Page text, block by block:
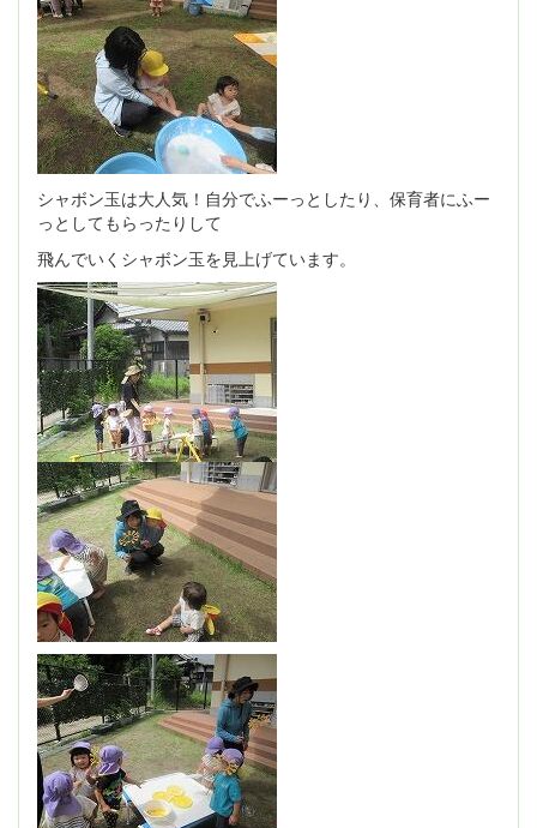
シャボン玉は大人気！自分でふーっとしたり、保育者にふー
っとしてもらったりして
飛んでいくシャボン玉を見上げています。